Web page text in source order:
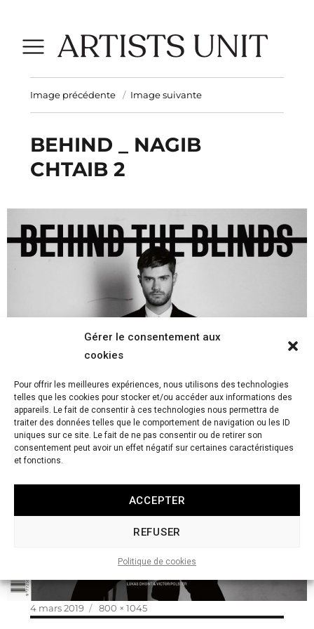
Gérer le consentement aux
cookies
Pour offrir les meilleures expériences, nous utilisons des technologies
telles que les cookies pour stocker et/ou accéder aux informations des
appareils. Le fait de consentir à ces technologies nous permettra de
traiter des données telles que le comportement de navigation ou les ID
uniques sur ce site. Le fait de ne pas consentir ou de retirer son
consentement peut avoir un effet négatif sur certaines caractéristiques
et fonctions.
ACCEPTER
REFUSER
Politique de cookies
Image précédente Image suivante
BEHIND _ NAGIB
CHTAIB 2
Publié
le
4 mars 2019
Taille
réelle
800 × 1045